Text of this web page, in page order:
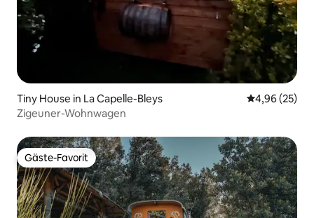
Tiny House in La Capelle-Bleys
4,96 (25)
Zigeuner-Wohnwagen
Gäste-Favorit
Gäste-Favorit